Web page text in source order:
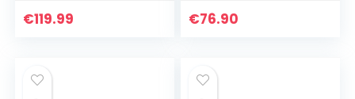
€119.99
Bruiloft
€76.90